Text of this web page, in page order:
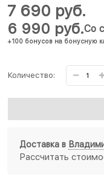
6 990 руб.
+100 бонусов на бонусную
Со
7 690 руб.
Количество:
Доставка в
Рассчитать